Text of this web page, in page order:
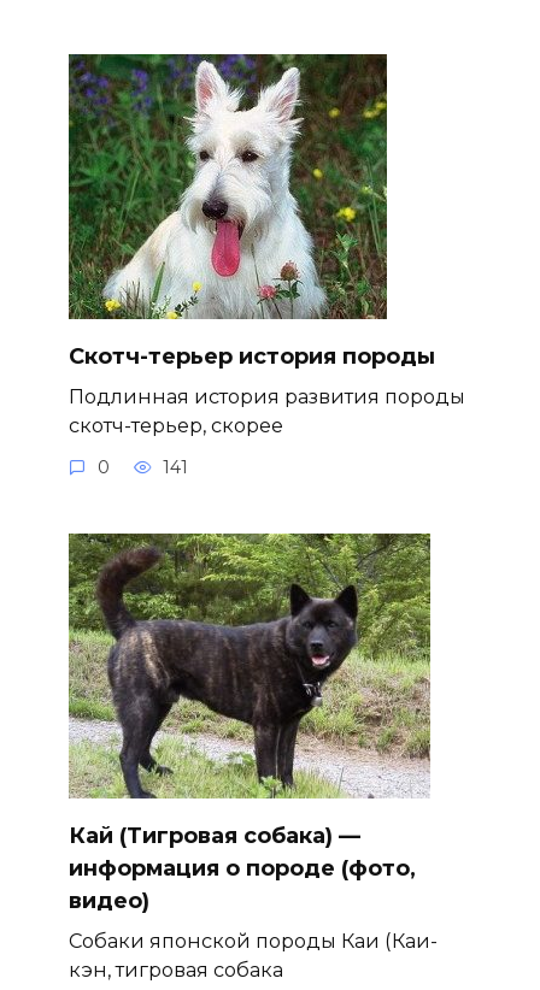
Скотч-терьер история породы
Подлинная история развития породы
скотч-терьер, скорее
0 141
Кай (Тигровая собака) —
информация о породе (фото,
видео)
Собаки японской породы Каи (Каи-
кэн, тигровая собака